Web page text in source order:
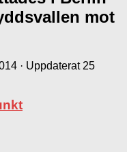
mot
· Uppdaterat 25